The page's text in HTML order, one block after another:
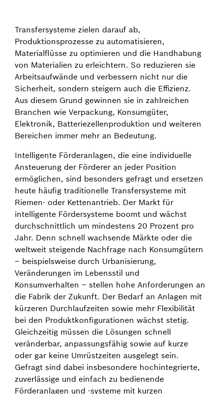
Transfersysteme zielen darauf ab,
Produktionsprozesse zu automatisieren,
Materialflüsse zu optimieren und die Handhabung
von Materialien zu erleichtern. So reduzieren sie
Arbeitsaufwände und verbessern nicht nur die
Sicherheit, sondern steigern auch die Effizienz.
Aus diesem Grund gewinnen sie in zahlreichen
Branchen wie Verpackung, Konsumgüter,
Elektronik, Batteriezellenproduktion und weiteren
Bereichen immer mehr an Bedeutung.
Intelligente Förderanlagen, die eine individuelle
Ansteuerung der Förderer an jeder Position
ermöglichen, sind besonders gefragt und ersetzen
heute häufig traditionelle Transfersysteme mit
Riemen- oder Kettenantrieb. Der Markt für
intelligente Fördersysteme boomt und wächst
durchschnittlich um mindestens 20 Prozent pro
Jahr. Denn schnell wachsende Märkte oder die
weltweit steigende Nachfrage nach Konsumgütern
– beispielsweise durch Urbanisierung,
Veränderungen im Lebensstil und
Konsumverhalten – stellen hohe Anforderungen an
die Fabrik der Zukunft. Der Bedarf an Anlagen mit
kürzeren Durchlaufzeiten sowie mehr Flexibilität
bei den Produktkonfigurationen wächst stetig.
Gleichzeitig müssen die Lösungen schnell
veränderbar, anpassungsfähig sowie auf kurze
oder gar keine Umrüstzeiten ausgelegt sein.
Gefragt sind dabei insbesondere hochintegrierte,
zuverlässige und einfach zu bedienende
Förderanlagen und -systeme mit kurzen